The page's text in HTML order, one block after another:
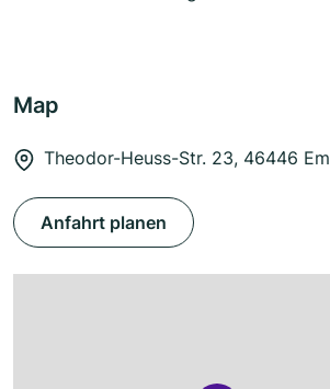
Map
Theodor-Heuss-Str. 23, 46446
Anfahrt planen